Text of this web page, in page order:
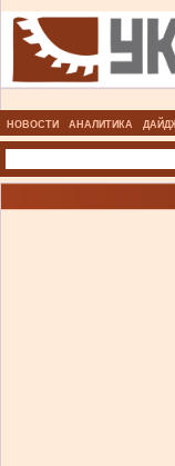
НОВОСТИ АНАЛИТИКА